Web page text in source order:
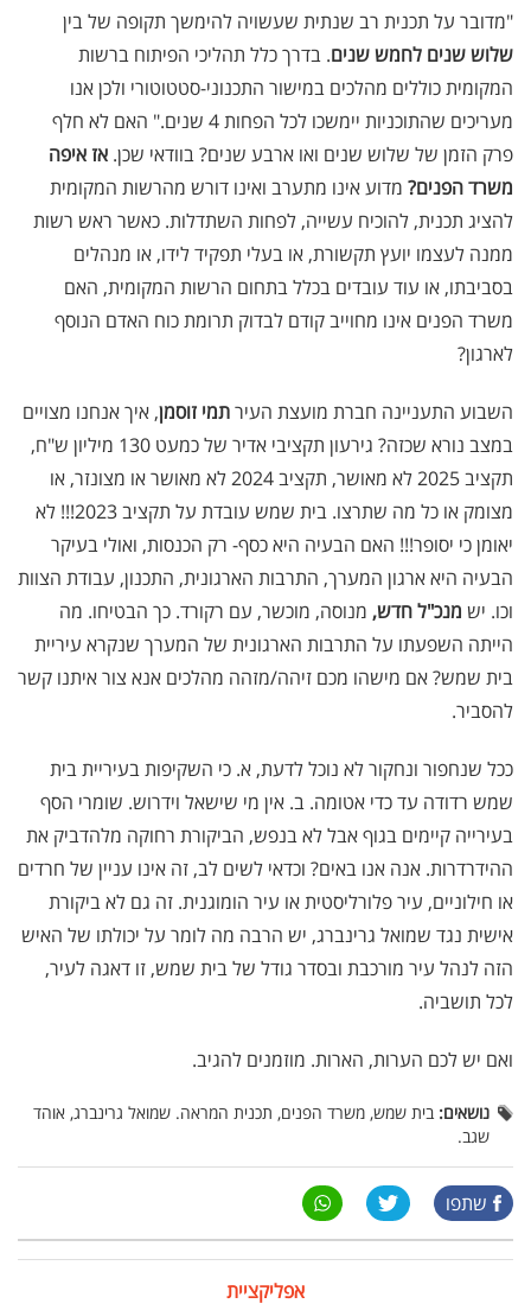
"מדובר על תכנית רב שנתית שעשויה להימשך תקופה של בין
שלוש שנים לחמש שנים. בדרך כלל תהליכי הפיתוח ברשות
המקומית כוללים מהלכים במישור התכנוני-סטטוטורי ולכן אנו
מעריכים שהתוכניות יימשכו לכל הפחות 4 שנים." האם לא חלף
פרק הזמן של שלוש שנים ואו ארבע שנים? בוודאי שכן. אז איפה
משרד הפנים? מדוע אינו מתערב ואינו דורש מהרשות המקומית
להציג תכנית, להוכיח עשייה, לפחות השתדלות. כאשר ראש רשות
ממנה לעצמו יועץ תקשורת, או בעלי תפקיד לידו, או מנהלים
בסביבתו, או עוד עובדים בכלל בתחום הרשות המקומית, האם
משרד הפנים אינו מחוייב קודם לבדוק תרומת כוח האדם הנוסף
לארגון?
השבוע התעניינה חברת מועצת העירתמי זוסמן, איך אנחנו מצויים
במצב נורא שכזה? גירעון תקציבי אדיר של כמעט 130 מיליון ש"ח,
תקציב 2025 לא מאושר, תקציב 2024 לא מאושר או מצונזר, או
מצומק או כל מה שתרצו. בית שמש עובדת על תקציב 2023!!! לא
יאומן כי יסופר!!! האם הבעיה היא כסף- רק הכנסות, ואולי בעיקר
הבעיה היא ארגון המערך, התרבות הארגונית, התכנון, עבודת הצוות
וכו. יש מנכ"ל חדש, מנוסה, מוכשר, עם רקורד. כך הבטיחו. מה
הייתה השפעתו על התרבות הארגונית של המערך שנקרא עיריית
בית שמש? אם מישהו מכם זיהה/מזהה מהלכים אנא צור איתנו קשר
להסביר.
ככל שנחפור ונחקור לא נוכל לדעת, א. כי השקיפות בעיריית בית
שמש רדודה עד כדי אטומה. ב. אין מי שישאל וידרוש. שומרי הסף
בעירייה קיימים בגוף אבל לא בנפש, הביקורת רחוקה מלהדביק את
ההידרדרות. אנה אנו באים? וכדאי לשים לב, זה אינו עניין של חרדים
או חילוניים, עיר פלורליסטית או עיר הומוגנית. זה גם לא ביקורת
אישית נגד שמואל גרינברג, יש הרבה מה לומר על יכולתו של האיש
הזה לנהל עיר מורכבת ובסדר גודל של בית שמש, זו דאגה לעיר,
לכל תושביה.
ואם יש לכם הערות, הארות. מוזמנים להגיב.
נושאים: בית שמש, משרד הפנים, תכנית המראה. שמואל גרינברג, אוהד
שגב.
שתפו
אפליקציית